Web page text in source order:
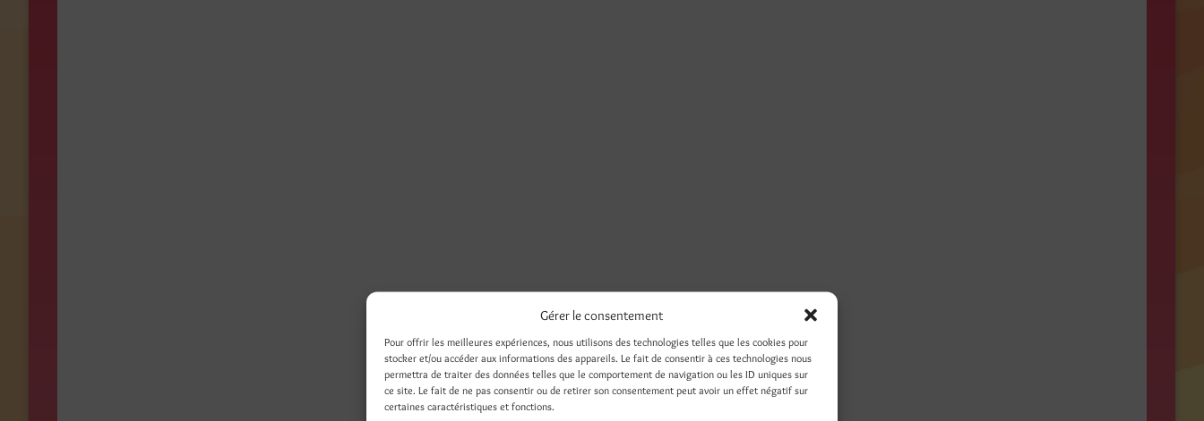
Gérer le consentement
Pour offrir les meilleures expériences, nous utilisons des technologies telles que les cookies pour
stocker et/ou accéder aux informations des appareils. Le fait de consentir à ces technologies nous
permettra de traiter des données telles que le comportement de navigation ou les ID uniques sur
ce site. Le fait de ne pas consentir ou de retirer son consentement peut avoir un effet négatif sur
certaines caractéristiques et fonctions.